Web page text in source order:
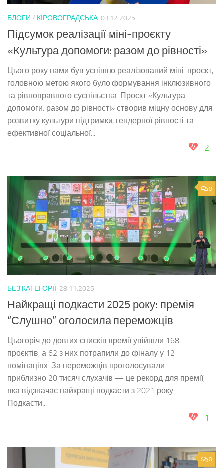
БЛОГИ / КІРОВОГРАДСЬКА 03.12.2025
Підсумок реалізації міні-проєкту
«Культура допомоги: разом до рівності»
Цього року нами був успішно реалізований міні-проєкт,
головною метою якого було формування інклюзивного
та рівноправного суспільства. Проєкт «Культура
допомоги: разом до рівності» створив міцну основу для
розвитку культури підтримки, гендерної рівності та
ефективної соціальної...
2
0
БЕЗ КАТЕГОРІЇ 28.11.2025
Найкращі подкасти 2025 року: премія
“Слушно” оголосила переможців
Цьогоріч до довгих списків премії увійшли 168
проєктів, а 62 з них потрапили до фіналу у 12
номінаціях. За переможців проголосували
приблизно 20 тисяч слухачів — це рекорд для премії,
яка відзначає найкращі подкасти з 2021 року.
Подкасти...
1
0